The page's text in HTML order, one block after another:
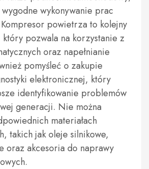
wykonywanie prac
powietrza to kolejny
pozwala na korzystanie z
oraz napełnianie
pomyśleć o zakupie
elektronicznej, który
identyfikowanie problemów
generacji. Nie można
materiałach
takich jak oleje silnikowe,
oraz akcesoria do naprawy